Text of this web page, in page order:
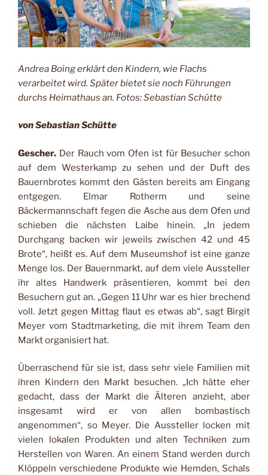
Andrea Boing erklärt den Kindern, wie Flachs
verarbeitet wird. Später bietet sie noch Führungen
durchs Heimathaus an. Fotos: Sebastian Schütte
von Sebastian Schütte
Gescher. Der Rauch vom Ofen ist für Besucher schon
auf dem Westerkamp zu sehen und der Duft des
Bauernbrotes kommt den Gästen bereits am Eingang
entgegen. Elmar Rotherm und seine
Bäckermannschaft fegen die Asche aus dem Ofen und
schieben die nächsten Laibe hinein. „In jedem
Durchgang backen wir jeweils zwischen 42 und 45
Brote“, heißt es. Auf dem Museumshof ist eine ganze
Menge los. Der Bauernmarkt, auf dem viele Aussteller
ihr altes Handwerk präsentieren, kommt bei den
Besuchern gut an. „Gegen 11 Uhr war es hier brechend
voll. Jetzt gegen Mittag flaut es etwas ab“, sagt Birgit
Meyer vom Stadtmarketing, die mit ihrem Team den
Markt organisiert hat.
Überraschend für sie ist, dass sehr viele Familien mit
ihren Kindern den Markt besuchen. „Ich hätte eher
gedacht, dass der Markt die Älteren anzieht, aber
insgesamt wird er von allen bombastisch
angenommen“, so Meyer. Die Aussteller locken mit
vielen lokalen Produkten und alten Techniken zum
Herstellen von Waren. An einem Stand werden durch
Klöppeln verschiedene Produkte wie Hemden, Schals